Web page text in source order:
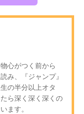
心がつく前から
み、『ジャンプ』
の半分以上オタ
ら深く深く深くの
ます。